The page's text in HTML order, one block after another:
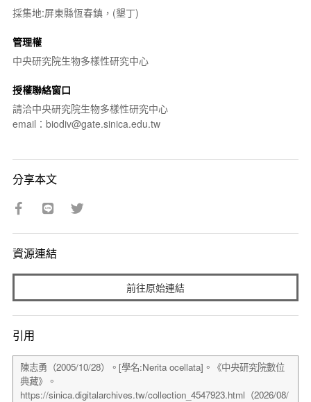
採集地:屏東縣恆春鎮，(墾丁)
管理權
中央研究院生物多樣性研究中心
授權聯絡窗口
請洽中央研究院生物多樣性研究中心
email：biodiv@gate.sinica.edu.tw
分享本文
資源連結
前往原始連結
引用